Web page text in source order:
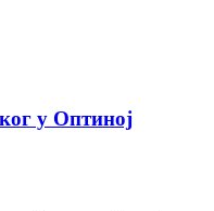
у Оптиној